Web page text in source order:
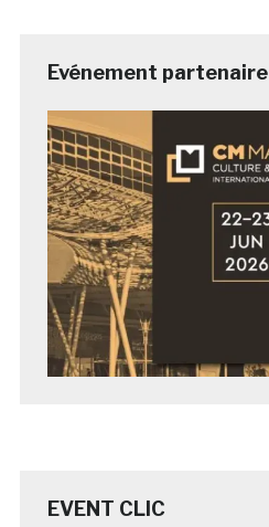
Evénement partenaire
EVENT CLIC